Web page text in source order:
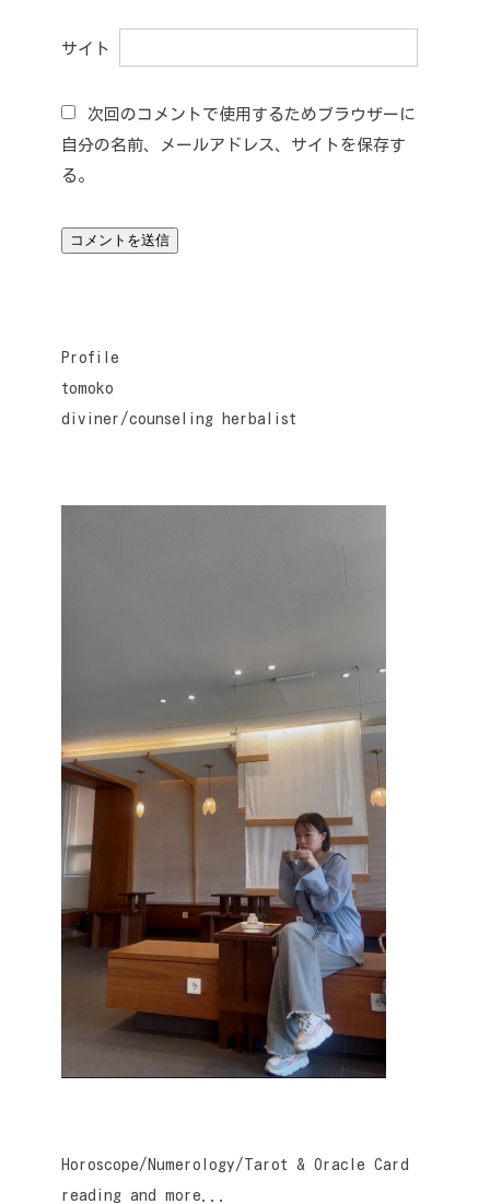
サイト
次回のコメントで使用するためブラウザーに
自分の名前、メールアドレス、サイトを保存す
る。
Profile
tomoko
diviner/counseling herbalist
Horoscope/Numerology/Tarot & Oracle Card
reading and more...